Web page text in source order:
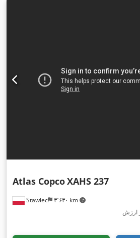
Stawiec ۳٬۶۳۰ km
Atlas CopcoXAHS 237
ارزش